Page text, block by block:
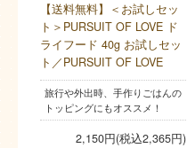
【送料無料】＜お試しセッ
ト＞PURSUIT OF LOVE ド
ライフード 40g お試しセッ
ト／PURSUIT OF LOVE
旅行や外出時、手作りごはんの
トッピングにもオススメ！
2,150円(税込2,365円)